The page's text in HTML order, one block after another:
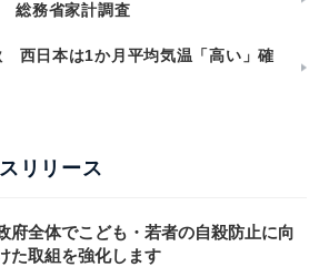
総務省家計調査
西日本は1か月平均気温「高い」確
リリース
府全体でこども・若者の自殺防止に向
た取組を強化します